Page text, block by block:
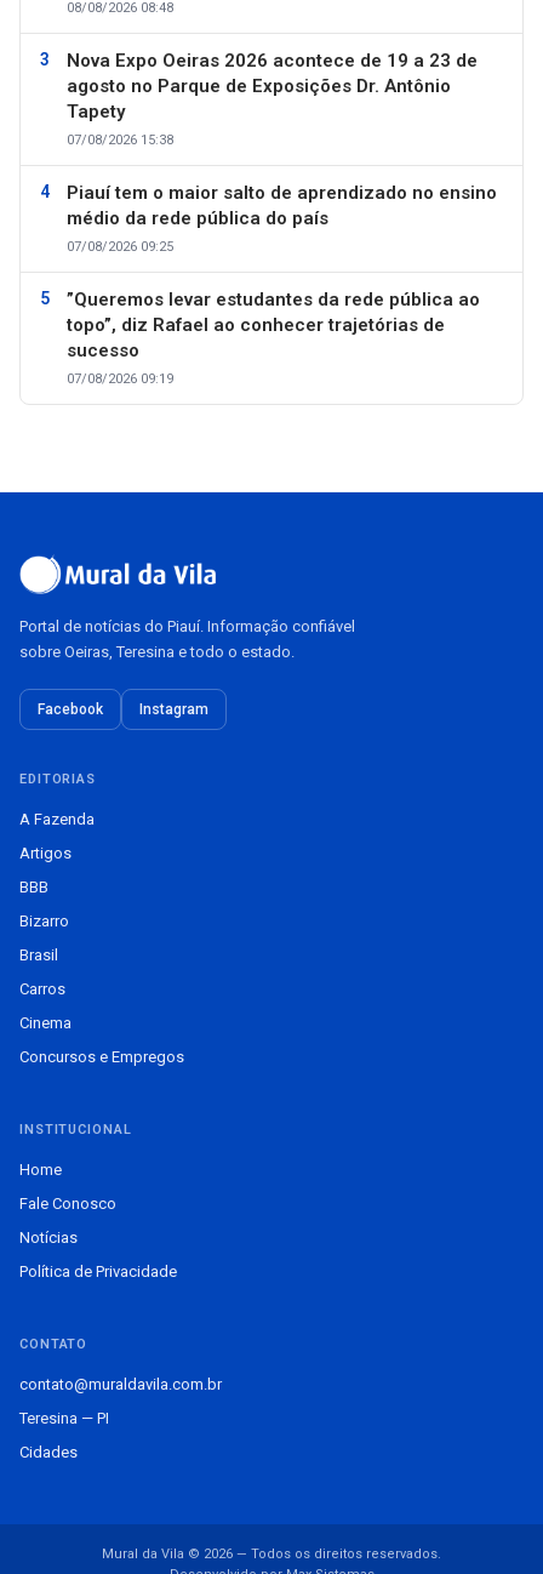
08/08/2026 08:48
Nova Expo Oeiras 2026 acontece de 19 a 23 de
agosto no Parque de Exposições Dr. Antônio
Tapety
07/08/2026 15:38
Piauí tem o maior salto de aprendizado no ensino
médio da rede pública do país
07/08/2026 09:25
”Queremos levar estudantes da rede pública ao
topo”, diz Rafael ao conhecer trajetórias de
sucesso
07/08/2026 09:19
Portal de notícias do Piauí. Informação confiável
sobre Oeiras, Teresina e todo o estado.
Facebook Instagram
EDITORIAS
A Fazenda
Artigos
BBB
Bizarro
Brasil
Carros
Cinema
Concursos e Empregos
INSTITUCIONAL
Home
Fale Conosco
Notícias
Política de Privacidade
CONTATO
contato@muraldavila.com.br
Teresina — PI
Cidades
Mural da Vila © 2026 — Todos os direitos reservados.